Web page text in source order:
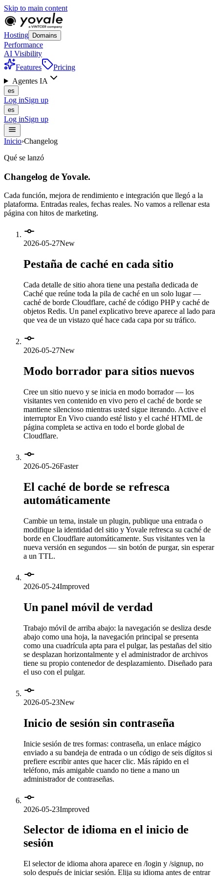
Skip to main content
Hosting Domains
Performance
AI Visibility
Features
Pricing
Agentes IA
es
Log inSign up
es
Log inSign up
Inicio›Changelog
Qué se lanzó
Changelog de Yovale.
Cada función, mejora de rendimiento e integración que llegó a la
plataforma. Entradas reales, fechas reales. No vamos a rellenar esta
página con hitos de marketing.
2026-05-27New
Pestaña de caché en cada sitio
Cada detalle de sitio ahora tiene una pestaña dedicada de
Caché que reúne toda la pila de caché en un solo lugar —
caché de borde Cloudflare, caché de código PHP y caché de
objetos Redis. Un panel explicativo breve aparece al lado para
que vea de un vistazo qué hace cada capa por su tráfico.
2026-05-27New
Modo borrador para sitios nuevos
Cree un sitio nuevo y se inicia en modo borrador — los
visitantes ven contenido en vivo pero el caché de borde se
mantiene silencioso mientras usted sigue iterando. Active el
interruptor En Vivo cuando esté listo y el caché HTML de
página completa se activa en todo el borde global de
Cloudflare.
2026-05-26Faster
El caché de borde se refresca
automáticamente
Cambie un tema, instale un plugin, publique una entrada o
modifique la identidad del sitio y Yovale refresca su caché de
borde en Cloudflare automáticamente. Sus visitantes ven la
nueva versión en segundos — sin botón de purgar, sin esperar
a un TTL.
2026-05-24Improved
Un panel móvil de verdad
Trabajo móvil de arriba abajo: la navegación se desliza desde
abajo como una hoja, la navegación principal se presenta
como una cuadrícula apta para el pulgar, las pestañas del sitio
se desplazan horizontalmente y el administrador de archivos
tiene su propio contenedor de desplazamiento. Diseñado para
el uso con el pulgar.
2026-05-23New
Inicio de sesión sin contraseña
Inicie sesión de tres formas: contraseña, un enlace mágico
enviado a su bandeja de entrada o un código de seis dígitos si
prefiere escribir antes que hacer clic. Más rápido en el
teléfono, más amigable cuando no tiene a mano un
administrador de contraseñas.
2026-05-23Improved
Selector de idioma en el inicio de
sesión
El selector de idioma ahora aparece en /login y /signup, no
solo después de iniciar sesión. Elija su idioma antes de entrar